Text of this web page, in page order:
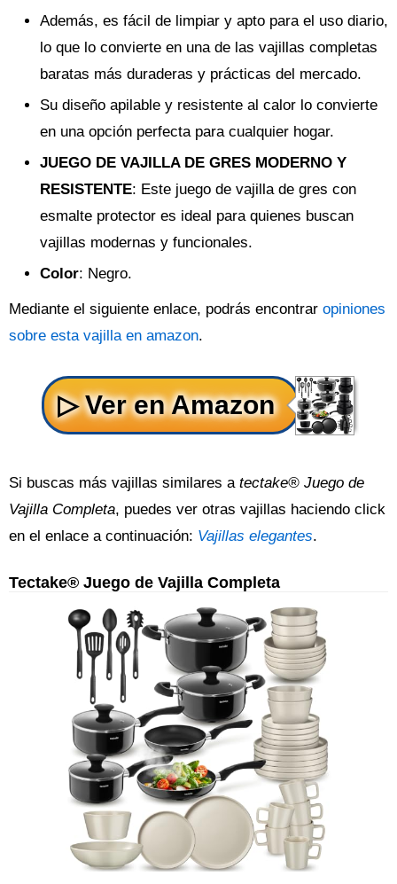
Además, es fácil de limpiar y apto para el uso diario,
lo que lo convierte en una de las vajillas completas
baratas más duraderas y prácticas del mercado.
Su diseño apilable y resistente al calor lo convierte
en una opción perfecta para cualquier hogar.
JUEGO DE VAJILLA DE GRES MODERNO Y
RESISTENTE: Este juego de vajilla de gres con
esmalte protector es ideal para quienes buscan
vajillas modernas y funcionales.
Color: Negro.
Mediante el siguiente enlace, podrás encontrar opiniones
sobre esta vajilla en amazon.
Si buscas más vajillas similares a tectake® Juego de
Vajilla Completa, puedes ver otras vajillas haciendo click
en el enlace a continuación: Vajillas elegantes.
Tectake® Juego de Vajilla Completa